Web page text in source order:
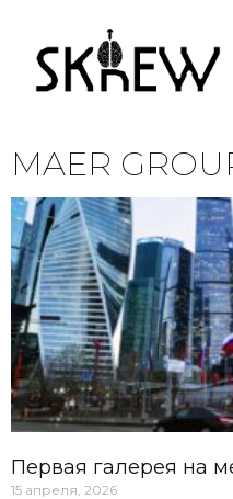
MAER
Первая галерея на
15 апреля, 2026